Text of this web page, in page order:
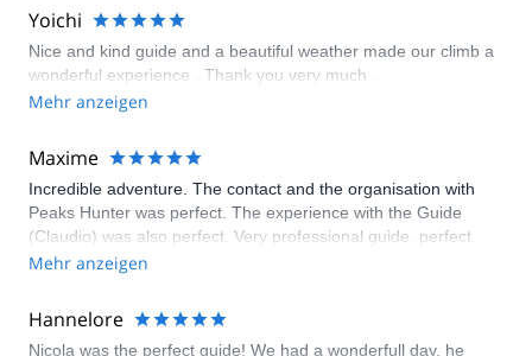
Yoichi
Nice and kind guide and a beautiful weather made our climb a
wonderful experience . Thank you very much .
Mehr anzeigen
Maxime
Incredible adventure. The contact and the organisation with
Peaks Hunter was perfect. The experience with the Guide
(Claudio) was also perfect. Very professional guide, perfect
French speaker. It was a pleasure to spend those two days
impossible. (Do not believe in the Youtube videos over the Lion
Ridge, they are not a good representation of the journey, much
Mehr anzeigen
Hannelore
Nicola was the perfect guide! We had a wonderfull day, he